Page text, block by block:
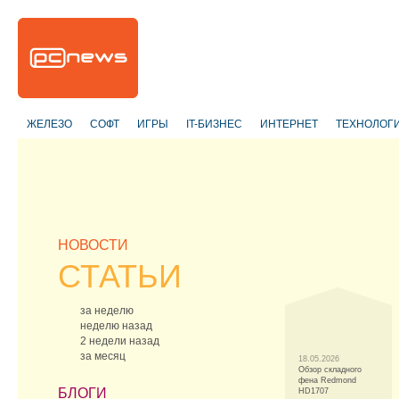
ЖЕЛЕЗО СОФТ ИГРЫ IT-БИЗНЕС ИНТЕРНЕТ
НОВОСТИ
СТАТЬИ
за неделю
неделю назад
2 недели назад
за месяц
БЛОГИ
18.05.2026
Обзор складного
фена Redmond
HD1707